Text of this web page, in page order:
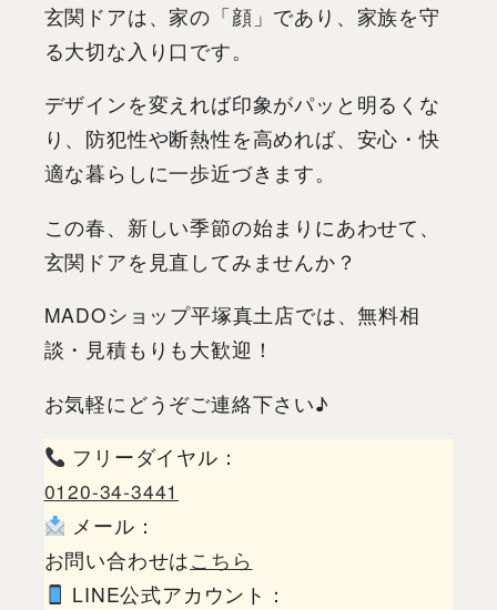
玄関ドアは、家の「顔」であり、家族を守
る大切な入り口です。
デザインを変えれば印象がパッと明るくな
り、防犯性や断熱性を高めれば、安心・快
適な暮らしに一歩近づきます。
この春、新しい季節の始まりにあわせて、
玄関ドアを見直してみませんか？
MADOショップ平塚真土店では、無料相
談・見積もりも大歓迎！
お気軽にどうぞご連絡下さい♪
フリーダイヤル：
0120-34-3441
メール：
お問い合わせはこちら
LINE公式アカウント：